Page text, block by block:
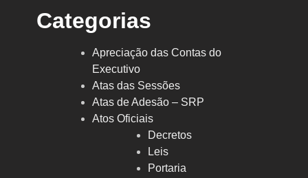
Categorias
Apreciação das Contas do
Executivo
Atas das Sessões
Atas de Adesão – SRP
Atos Oficiais
Decretos
Leis
Portaria